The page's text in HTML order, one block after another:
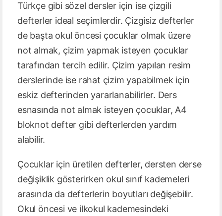
Türkçe gibi sözel dersler için ise çizgili
defterler ideal seçimlerdir. Çizgisiz defterler
de başta okul öncesi çocuklar olmak üzere
not almak, çizim yapmak isteyen çocuklar
tarafından tercih edilir. Çizim yapılan resim
derslerinde ise rahat çizim yapabilmek için
eskiz defterinden yararlanabilirler. Ders
esnasında not almak isteyen çocuklar, A4
bloknot defter gibi defterlerden yardım
alabilir.
Çocuklar için üretilen defterler, dersten derse
değişiklik gösterirken okul sınıf kademeleri
arasında da defterlerin boyutları değişebilir.
Okul öncesi ve ilkokul kademesindeki